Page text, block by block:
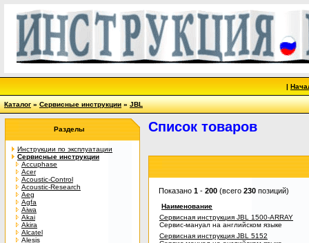
|
Каталог»Сервисные инструкции»JBL
Разделы
Инструкции по эксплуатации
Сервисные инструкции
Accuphase
Acer
Acoustic-Control
Acoustic-Research
Aeg
Agfa
Aiwa
Akai
Akira
Alcatel
Alesis
Список товаров
Показано 1 - 200 (всего 230 позиций)
Наименование
Сервисная инструкция JBL 1500-ARRAY
Сервис-мануал на английском языке
Сервисная инструкция JBL 5152